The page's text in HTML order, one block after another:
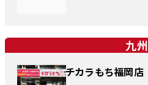
九州
チカラもち福岡店